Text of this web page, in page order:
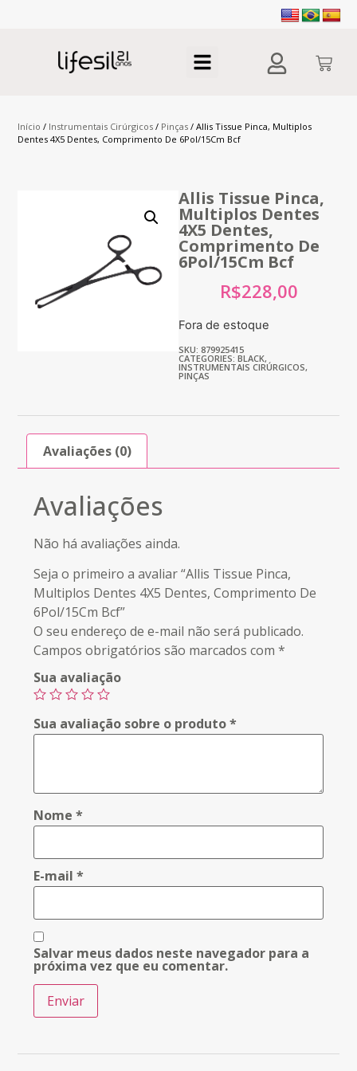
Início / Instrumentais Cirúrgicos / Pinças / Allis Tissue Pinca, Multiplos
Dentes 4X5 Dentes, Comprimento De 6Pol/15Cm Bcf
Allis Tissue Pinca,
Multiplos Dentes
4X5 Dentes,
Comprimento De
6Pol/15Cm Bcf
R$228,00
Fora de estoque
SKU: 879925415
CATEGORIES: BLACK,
INSTRUMENTAIS CIRÚRGICOS,
PINÇAS
Avaliações (0)
Avaliações
Não há avaliações ainda.
Seja o primeiro a avaliar “Allis Tissue Pinca,
Multiplos Dentes 4X5 Dentes, Comprimento De
6Pol/15Cm Bcf”
O seu endereço de e-mail não será publicado.
Campos obrigatórios são marcados com*
Sua avaliação
Sua avaliação sobre o produto*
Nome*
E-mail*
Salvar meus dados neste navegador para a
próxima vez que eu comentar.